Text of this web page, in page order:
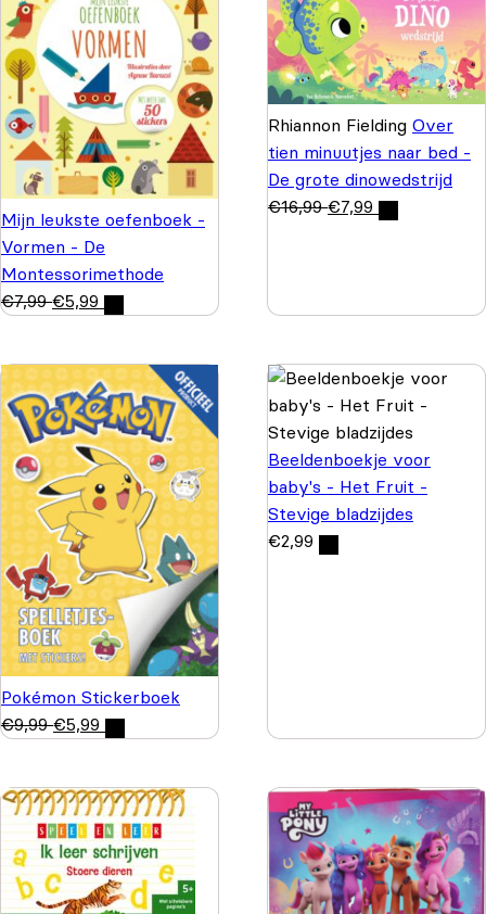
Mijn leukste oefenboek -
Vormen - De
Montessorimethode
€7,99 €5,99
Rhiannon Fielding Over
tien minuutjes naar bed -
De grote dinowedstrijd
€16,99 €7,99
Pokémon Stickerboek
€9,99 €5,99
Beeldenboekje voor
baby's - Het Fruit -
Stevige bladzijdes
€2,99